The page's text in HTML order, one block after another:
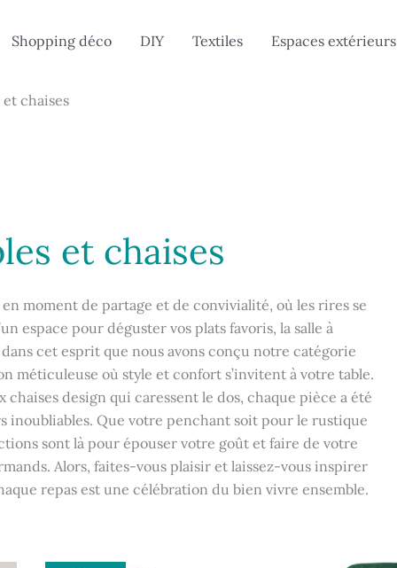
Shopping déco DIY Textiles Espaces extérieurs
et chaises
et chaises
moment de partage et de convivialité, où les rires se
espace pour déguster vos plats favoris, la salle à
cet esprit que nous avons conçu notre catégorie
méticuleuse où style et confort s’invitent à votre table.
design qui caressent le dos, chaque pièce a été
inoubliables. Que votre penchant soit pour le rustique
sont là pour épouser votre goût et faire de votre
Alors, faites-vous plaisir et laissez-vous inspirer
repas est une célébration du bien vivre ensemble.